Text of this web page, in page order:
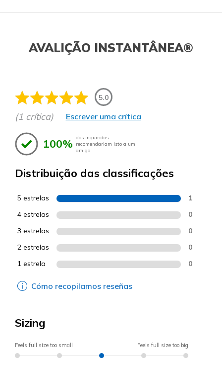
AVALIÇÃO INSTANTÂNEA®
5.0
(1 crítica) Escrever uma crítica
100% dos inquiridos
recomendariam isto a um
amigo.
Distribuição das classificações
5 estrelas 1
4 estrelas 0
3 estrelas 0
2 estrelas 0
1 estrela 0
Cómo recopilamos reseñas
Sizing
Feels full size too small Feels full size too big